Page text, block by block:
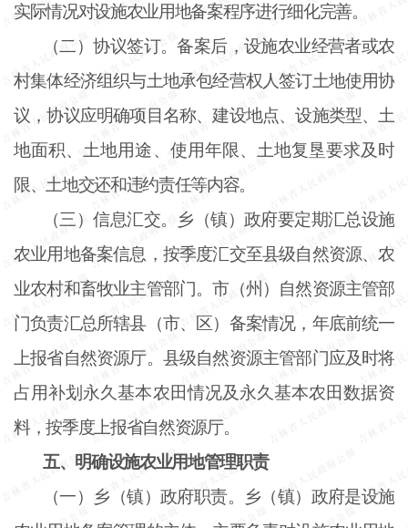
实际情况对设施农业用地备案程序进行细化完善。
（二）协议签订。备案后，设施农业经营者或农
村集体经济组织与土地承包经营权人签订土地使用协
议，协议应明确项目名称、建设地点、设施类型、土
地面积、土地用途、使用年限、土地复垦要求及时
限、土地交还和违约责任等内容。
（三）信息汇交。乡（镇）政府要定期汇总设施
农业用地备案信息，按季度汇交至县级自然资源、农
业农村和畜牧业主管部门。市（州）自然资源主管部
门负责汇总所辖县（市、区）备案情况，年底前统一
上报省自然资源厅。县级自然资源主管部门应及时将
占用补划永久基本农田情况及永久基本农田数据资
料，按季度上报省自然资源厅。
五、明确设施农业用地管理职责
（一）乡（镇）政府职责。乡（镇）政府是设施